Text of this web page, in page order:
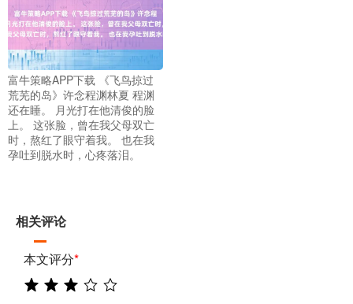
富牛策略APP下载 《飞鸟掠过
荒芜的岛》许念程渊林夏 程渊
还在睡。 月光打在他清俊的脸
上。 这张脸，曾在我父母双亡
时，熬红了眼守着我。 也在我
孕吐到脱水时，心疼落泪。
相关评论
本文评分*